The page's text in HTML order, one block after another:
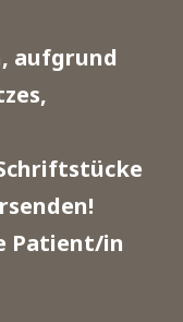
aufgrund
Patient/in